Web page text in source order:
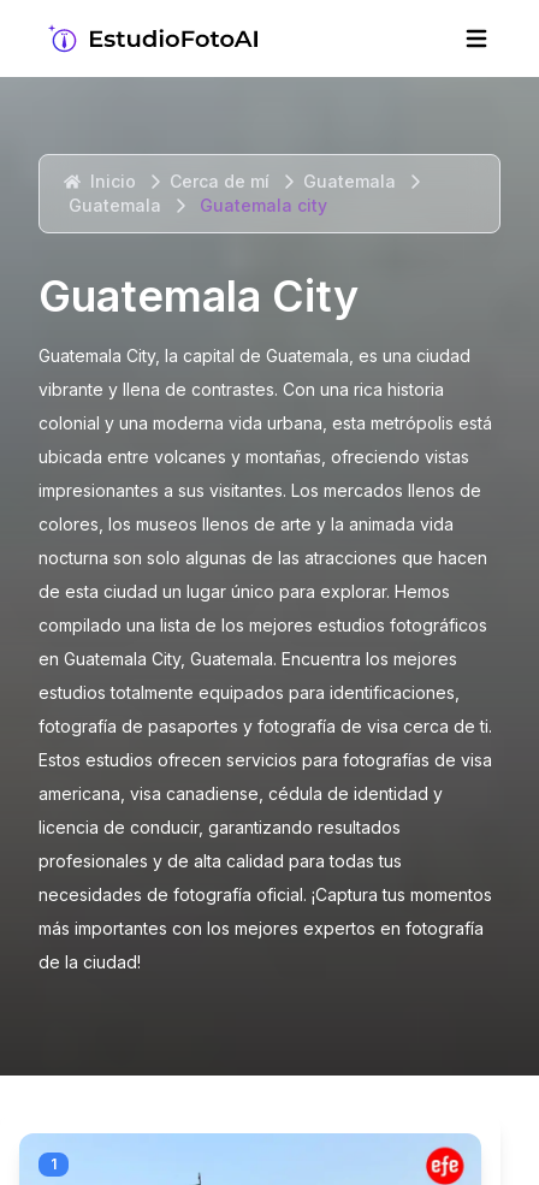
Inicio Cerca de mí
Guatemala
Guatemala
Guatemala city
Guatemala City
Guatemala City, la capital de Guatemala, es una ciudad
vibrante y llena de contrastes. Con una rica historia
colonial y una moderna vida urbana, esta metrópolis está
ubicada entre volcanes y montañas, ofreciendo vistas
impresionantes a sus visitantes. Los mercados llenos de
colores, los museos llenos de arte y la animada vida
nocturna son solo algunas de las atracciones que hacen
de esta ciudad un lugar único para explorar. Hemos
compilado una lista de los mejores estudios fotográficos
en Guatemala City, Guatemala. Encuentra los mejores
estudios totalmente equipados para identificaciones,
fotografía de pasaportes y fotografía de visa cerca de ti.
Estos estudios ofrecen servicios para fotografías de visa
americana, visa canadiense, cédula de identidad y
licencia de conducir, garantizando resultados
profesionales y de alta calidad para todas tus
necesidades de fotografía oficial. ¡Captura tus momentos
más importantes con los mejores expertos en fotografía
de la ciudad!
1